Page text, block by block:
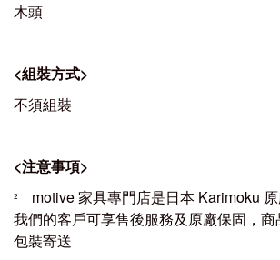
木頭
<組裝方式>
不須組裝
<注意事項>
² motive家具專門店是日本 Karimoku
我們的客戶可享售後服務及原廠保固，
包裝寄送